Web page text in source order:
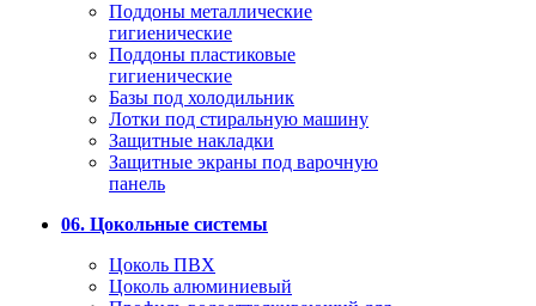
Поддоны металлические
гигиенические
Поддоны пластиковые
гигиенические
Базы под холодильник
Лотки под стиральную машину
Защитные накладки
Защитные экраны под варочную
панель
06. Цокольные системы
Цоколь ПВХ
Цоколь алюминиевый